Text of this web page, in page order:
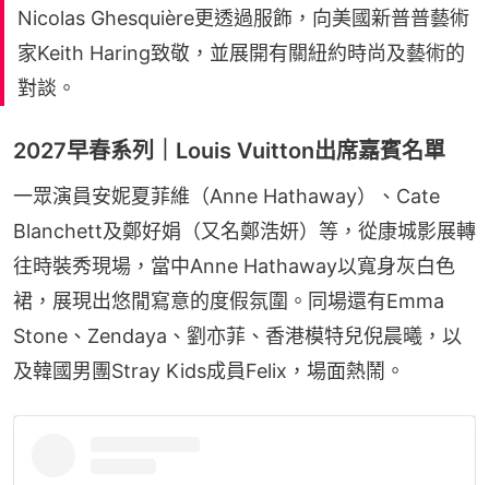
Nicolas Ghesquière更透過服飾，向美國新普普藝術
家Keith Haring致敬，並展開有關紐約時尚及藝術的
對談。
2027早春系列｜Louis Vuitton出席嘉賓名單
一眾演員安妮夏菲維（Anne Hathaway）、Cate
Blanchett及鄭好娟（又名鄭浩妍）等，從康城影展轉
往時裝秀現場，當中Anne Hathaway以寬身灰白色
裙，展現出悠閒寫意的度假氛圍。同場還有Emma
Stone、Zendaya、劉亦菲、香港模特兒倪晨曦，以
及韓國男團Stray Kids成員Felix，場面熱鬧。